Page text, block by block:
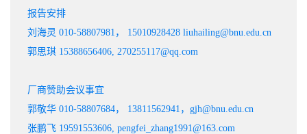
报告安排
刘海灵 010-58807981， 15010928428 liuhailing@bnu.edu.cn
郭思琪 15388656406, 270255117@qq.com
厂商赞助会议事宜
郭敬华 010-58807684， 13811562941，gjh@bnu.edu.cn
张鹏飞 19591553606, pengfei_zhang1991@163.com